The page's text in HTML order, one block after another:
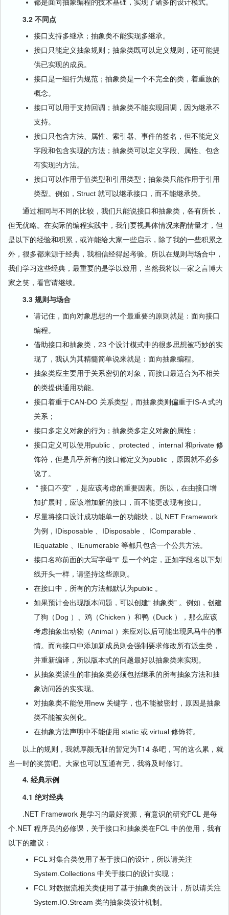
都是面向抽象编程的技术基础，实现了诸多的设计模式。
3.2 不同点
接口支持多继承；抽象类不能实现多继承。
接口只能定义抽象规则；抽象类既可以定义规则，还可能提
供已实现的成员。
接口是一组行为规范；抽象类是一个不完全的类，着重族的
概念。
接口可以用于支持回调；抽象类不能实现回调，因为继承不
支持。
接口只包含方法、属性、索引器、事件的签名，但不能定义
字段和包含实现的方法；抽象类可以定义字段、属性、包含
有实现的方法。
接口可以作用于值类型和引用类型；抽象类只能作用于引用
类型。例如，Struct 就可以继承接口，而不能继承类。
通过相同与不同的比较，我们只能说接口和抽象类，各有所长，
但无优略。在实际的编程实践中，我们要视具体情况来酌情量才，但
是以下的经验和积累，或许能给大家一些启示，除了我的一些积累之
外，很多都来源于经典，我相信经得起考验。所以在规则与场合中，
我们学习这些经典，最重要的是学以致用，当然我将以一家之言博大
家之笑，看官请继续。
3.3 规则与场合
请记住，面向对象思想的一个最重要的原则就是：面向接口
编程。
借助接口和抽象类，23 个设计模式中的很多思想被巧妙的实
现了，我认为其精髓简单说来就是：面向抽象编程。
抽象类应主要用于关系密切的对象，而接口最适合为不相关
的类提供通用功能。
接口着重于CAN-DO 关系类型，而抽象类则偏重于IS-A 式的
关系；
接口多定义对象的行为；抽象类多定义对象的属性；
接口定义可以使用public 、protected 、internal 和private 修
饰符，但是几乎所有的接口都定义为public ，原因就不必多
说了。
“ 接口不变” ，是应该考虑的重要因素。所以，在由接口增
加扩展时，应该增加新的接口，而不能更改现有接口。
尽量将接口设计成功能单一的功能块，以.NET Framework
为例，IDisposable 、IDisposable 、IComparable 、
IEquatable 、IEnumerable 等都只包含一个公共方法。
接口名称前面的大写字母“I” 是一个约定，正如字段名以下划
线开头一样，请坚持这些原则。
在接口中，所有的方法都默认为public 。
如果预计会出现版本问题，可以创建“ 抽象类” 。例如，创建
了狗（Dog ）、鸡（Chicken ）和鸭（Duck ），那么应该
考虑抽象出动物（Animal ）来应对以后可能出现风马牛的事
情。而向接口中添加新成员则会强制要求修改所有派生类，
并重新编译，所以版本式的问题最好以抽象类来实现。
从抽象类派生的非抽象类必须包括继承的所有抽象方法和抽
象访问器的实实现。
对抽象类不能使用new 关键字，也不能被密封，原因是抽象
类不能被实例化。
在抽象方法声明中不能使用 static 或 virtual 修饰符。
以上的规则，我就厚颜无耻的暂定为T14 条吧，写的这么累，就
当一时的奖赏吧。大家也可以互通有无，我将及时修订。
4. 经典示例
4.1 绝对经典
.NET Framework 是学习的最好资源，有意识的研究FCL 是每
个.NET 程序员的必修课，关于接口和抽象类在FCL 中的使用，我有
以下的建议：
FCL 对集合类使用了基于接口的设计，所以请关注
System.Collections 中关于接口的设计实现；
FCL 对数据流相关类使用了基于抽象类的设计，所以请关注
System.IO.Stream 类的抽象类设计机制。